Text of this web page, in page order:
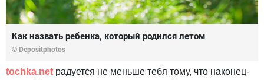
Как назвать ребенка, который родился летом
© Depositphotos
tochka.net радуется не меньше тебя тому, что наконец-